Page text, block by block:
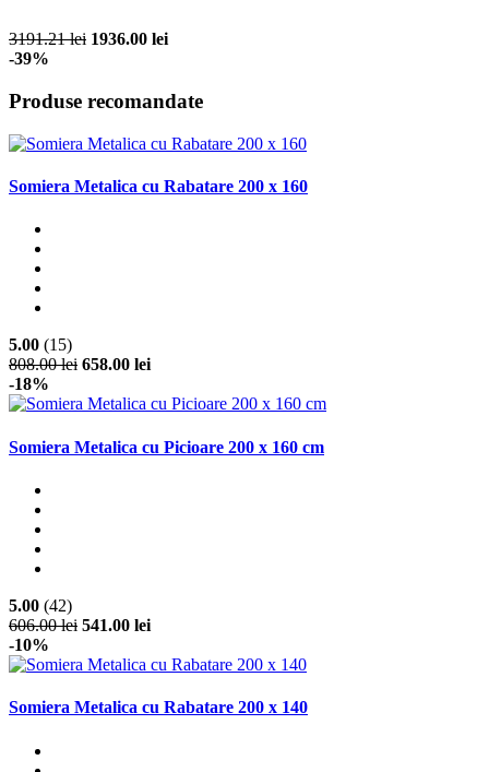
3191.21 lei 1936.00 lei
-39%
Produse recomandate
Somiera Metalica cu Rabatare 200 x 160
5.00 (15)
808.00 lei 658.00 lei
-18%
Somiera Metalica cu Picioare 200 x 160 cm
5.00 (42)
606.00 lei 541.00 lei
-10%
Somiera Metalica cu Rabatare 200 x 140